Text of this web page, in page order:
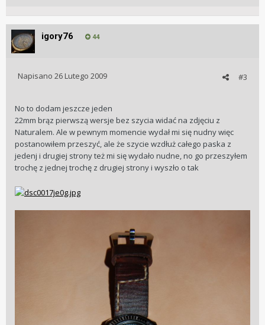
igory76 44
#3
Napisano 26 Lutego 2009
No to dodam jeszcze jeden
22mm brąz pierwszą wersje bez szycia widać na zdjęciu z
Naturalem. Ale w pewnym momencie wydał mi się nudny więc
postanowiłem przeszyć, ale że szycie wzdłuż całego paska z
jedenj i drugiej strony też mi się wydało nudne, no go przeszyłem
trochę z jednej trochę z drugiej strony i wyszło o tak